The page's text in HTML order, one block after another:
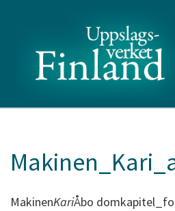
MakinenKariÅbo